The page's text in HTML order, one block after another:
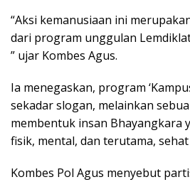
“Aksi kemanusiaan ini
dari program unggulan
” ujar Kombes Agus.
Ia menegaskan, program
sekadar slogan, melainkan
membentuk insan Bhayangkara
fisik, mental, dan terutama, sehat
Kombes Pol Agus menyebut